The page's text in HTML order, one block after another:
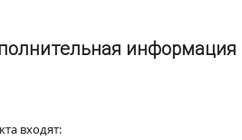
информация
входят: